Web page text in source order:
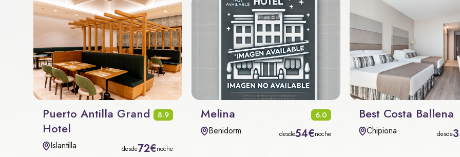
Puerto Antilla Grand
Hotel
8.9
Islantilla desde72€noche
Melina 6.0
Benidorm desde54€noche
Best Costa Ballena
Chipiona desde